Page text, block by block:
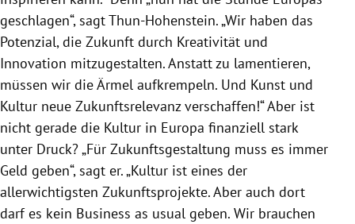
geschlagen“, sagt Thun-Hohenstein. „Wir haben das
Potenzial, die Zukunft durch Kreativität und
Innovation mitzugestalten. Anstatt zu lamentieren,
müssen wir die Ärmel aufkrempeln. Und Kunst und
Kultur neue Zukunftsrelevanz verschaffen!“ Aber ist
nicht gerade die Kultur in Europa finanziell stark
unter Druck? „Für Zukunftsgestaltung muss es immer
Geld geben“, sagt er. „Kultur ist eines der
allerwichtigsten Zukunftsprojekte. Aber auch dort
darf es kein Business as usual geben. Wir brauchen